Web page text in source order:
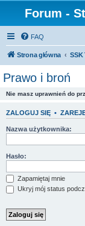
Forum -
FAQ
Strona główna
Prawo i broń
Nie masz uprawnień do
ZALOGUJ SIĘ •
Nazwa użytkownika:
Hasło:
Zapamiętaj mnie
Ukryj mój status